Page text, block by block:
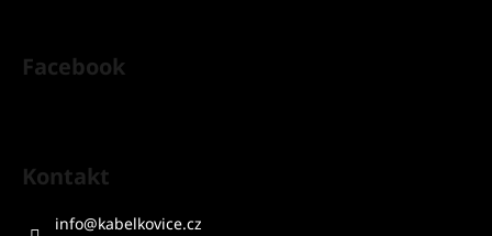
Facebook
Kontakt
info@kabelkovice.cz